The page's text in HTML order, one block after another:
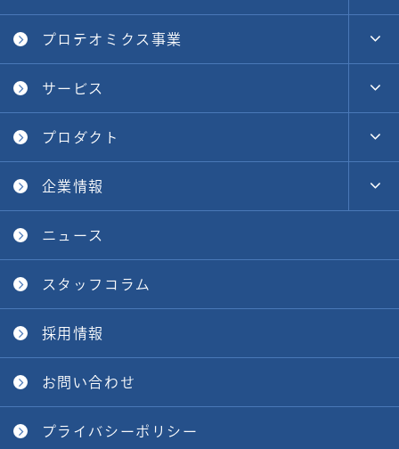
プロテオミクス事業
サービス
プロダクト
企業情報
ニュース
スタッフコラム
採用情報
お問い合わせ
プライバシーポリシー